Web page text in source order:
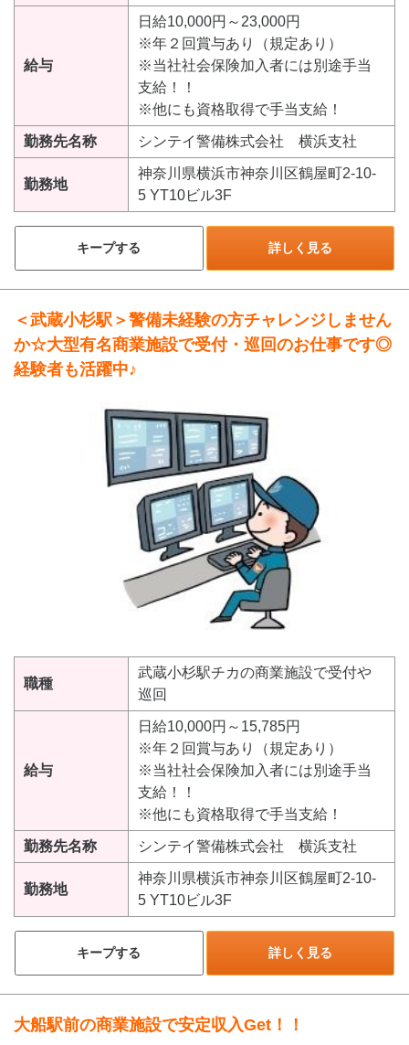
給与
日給10,000円～23,000円
※年２回賞与あり（規定あり）
※当社社会保険加入者には別途手当
支給！！
※他にも資格取得で手当支給！
勤務先名称 シンテイ警備株式会社 横浜支社
勤務地
神奈川県横浜市神奈川区鶴屋町2-10-
5 YT10ビル3F
キープする 詳しく見る
＜武蔵小杉駅＞警備未経験の方チャレンジしません
か☆大型有名商業施設で受付・巡回のお仕事です◎
経験者も活躍中♪
職種
武蔵小杉駅チカの商業施設で受付や
巡回
給与
日給10,000円～15,785円
※年２回賞与あり（規定あり）
※当社社会保険加入者には別途手当
支給！！
※他にも資格取得で手当支給！
勤務先名称 シンテイ警備株式会社 横浜支社
勤務地
神奈川県横浜市神奈川区鶴屋町2-10-
5 YT10ビル3F
キープする 詳しく見る
大船駅前の商業施設で安定収入Get！！